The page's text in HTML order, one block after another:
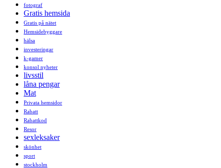
fotograf
Gratis hemsida
Gratis på nätet
Hemsidebyggare
hälsa
investeringar
k-gamer
konsol nyheter
livsstil
låna pengar
Mat
Privata hemsidor
Rabatt
Rabattkod
Resor
sexleksaker
skönhet
sport
stockholm